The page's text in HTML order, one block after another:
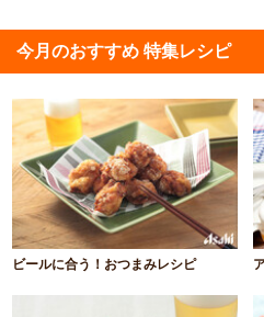
今月のおすすめ 特集レシピ
ビールに合う！おつまみレシピ